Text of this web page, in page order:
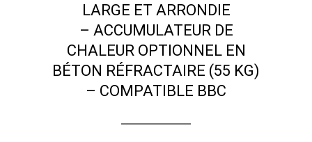
LARGE ET ARRONDIE
– ACCUMULATEUR DE
CHALEUR OPTIONNEL EN
BÉTON RÉFRACTAIRE (55 KG)
– COMPATIBLE BBC